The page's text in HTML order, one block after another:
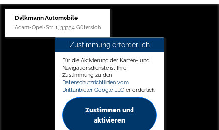
Dalkmann Automobile
Adam-Opel-Str. 1, 33334 Gütersloh
Zustimmung erforderlich
Für die Aktivierung der Karten- und
Navigationsdienste ist Ihre
Zustimmung zu den
Datenschutzrichtlinien vom
Drittanbieter Google LLC erforderlich.
Zustimmen und
aktivieren